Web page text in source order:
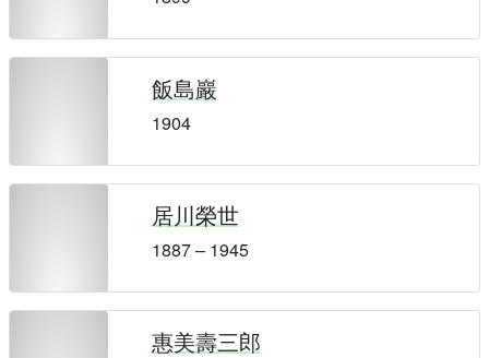
飯島巖
1904
居川榮世
1887 – 1945
惠美壽三郎